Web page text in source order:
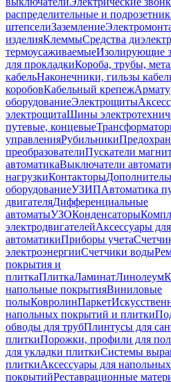
распределительные и
штепселиЗаземление
изделияКлеммыСредства
термоусаживаемыеИзолирующие
для прокладкиКороба, трубы,
кабельНаконечники, гильзы
коробовКабельный крепеж
оборудованиеЭлектрощиты
электрощитаШины
путевые, концевые
управленияРубильники
преобразователиПускатели
автоматикаВыключатели
нагрузкиКонтакторы
оборудованиеУЗИПАвтоматика
двигателяДифференциальные
автоматыУЗОКонденсаторы
электродвигателейАксессуары
автоматикиПриборы учета
электроэнергииСчетчики воды
покрытия и
плиткаПлиткаЛаминатЛинолеум
напольные покрытияВиниловые
полыКовролинПаркет
напольных покрытий и плитки
обводы для трубПлинтусы для
плиткиПорожки, профили для
для укладки плиткиСистемы
плиткиАксессуары для напольных
покрытийРеставрационные